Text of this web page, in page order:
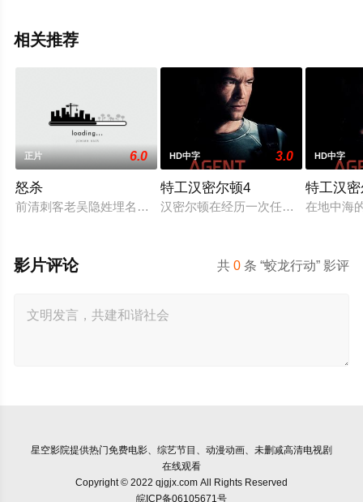
相关推荐
正片 6.0
怒杀
前清刺客老吴隐姓埋名于药铺，却为守护单亲母女小茜和依依
HD中字 3.0
特工汉密尔顿4
汉密尔顿在经历一次任务的严重后
HD中字
特工汉
在地中海
共0 条 “蛟龙行动” 影评
影片评论
星空影院提供热门免费电影、综艺节目、动漫动画、未删减高清电视剧
在线观看
Copyright © 2022 qjgjx.com All Rights Reserved
皖ICP备06105671号